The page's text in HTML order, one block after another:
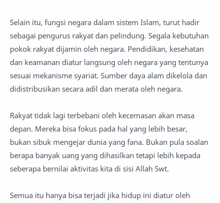
Selain itu, fungsi negara dalam sistem Islam, turut hadir
sebagai pengurus rakyat dan pelindung. Segala kebutuhan
pokok rakyat dijamin oleh negara. Pendidikan, kesehatan
dan keamanan diatur langsung oleh negara yang tentunya
sesuai mekanisme syariat. Sumber daya alam dikelola dan
didistribusikan secara adil dan merata oleh negara.
Rakyat tidak lagi terbebani oleh kecemasan akan masa
depan. Mereka bisa fokus pada hal yang lebih besar,
bukan sibuk mengejar dunia yang fana. Bukan pula soalan
berapa banyak uang yang dihasilkan tetapi lebih kepada
seberapa bernilai aktivitas kita di sisi Allah Swt.
Semua itu hanya bisa terjadi jika hidup ini diatur oleh